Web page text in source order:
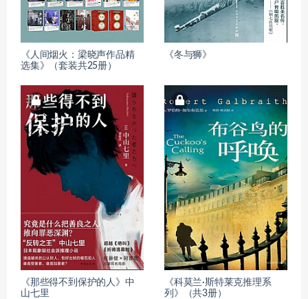
《人间烟火：梁晓声作品精
选集》（套装共25册）
《冬与狮》
《那些得不到保护的人》中
山七里
《科莫兰·斯特莱克推理系
列》（共3册）